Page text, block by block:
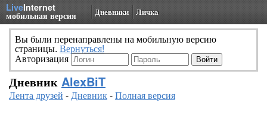
LiveInternet
мобильная версия Дневники Личка
Вы были перенаправлены на мобильную версию
страницы. Вернуться!
Авторизация
Дневник AlexBiT
Лента друзей -Дневник-Полная версия